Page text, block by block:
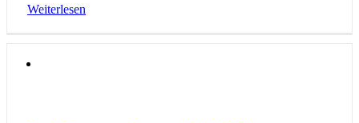
Weiterlesen